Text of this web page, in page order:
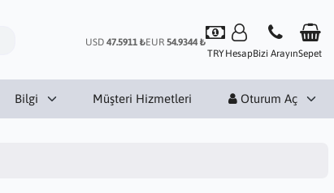
USD 47.5911 ₺EUR 54.9344 ₺
TRYHesapBizi ArayınSepet
Bilgi Müşteri Hizmetleri Oturum Aç